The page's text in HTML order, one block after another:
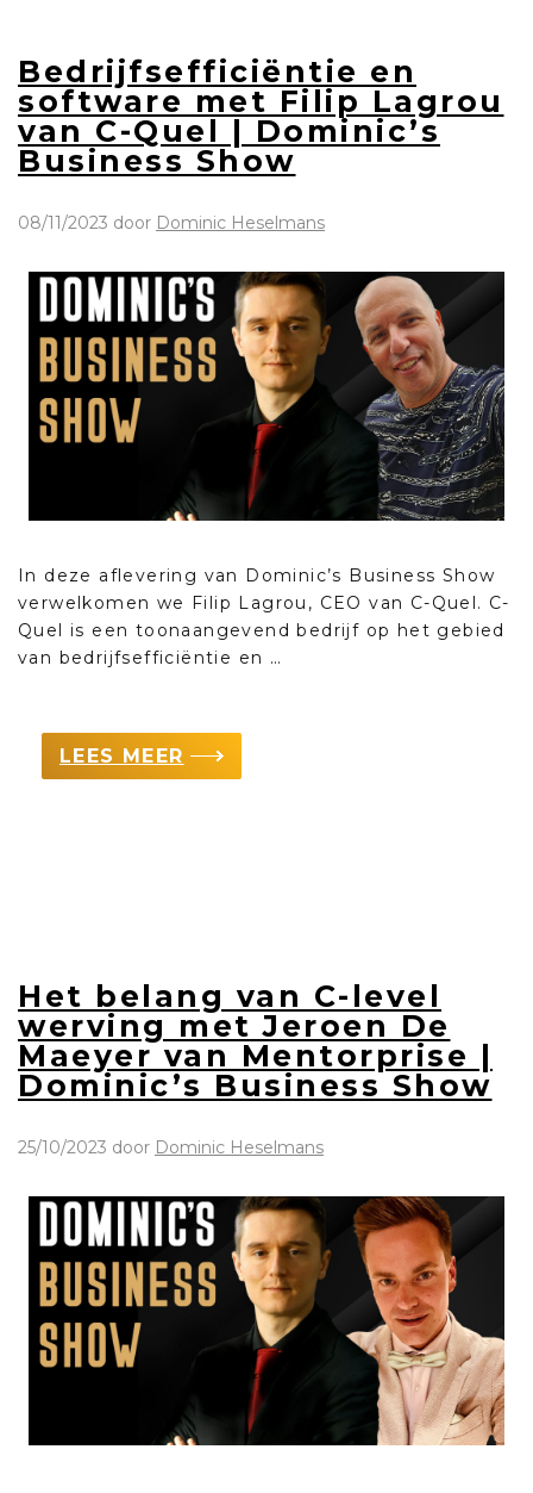
Bedrijfsefficiëntie en
software met Filip Lagrou
van C-Quel | Dominic’s
Business Show
08/11/2023 door Dominic Heselmans
In deze aflevering van Dominic’s Business Show
verwelkomen we Filip Lagrou, CEO van C-Quel. C-
Quel is een toonaangevend bedrijf op het gebied
van bedrijfsefficiëntie en …
LEES MEER
Het belang van C-level
werving met Jeroen De
Maeyer van Mentorprise |
Dominic’s Business Show
25/10/2023 door Dominic Heselmans